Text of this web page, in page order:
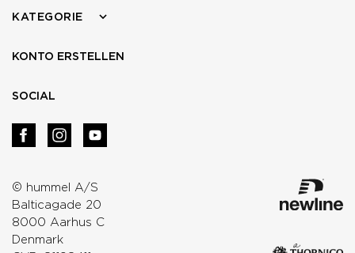
© hummel A/S
Balticagade 20
8000 Aarhus C
Denmark
KATEGORIE
KONTO ERSTELLEN
SOCIAL